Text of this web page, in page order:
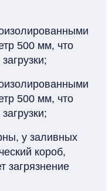
500 мм, что
500 мм, что
у заливных
короб,
загрязнение